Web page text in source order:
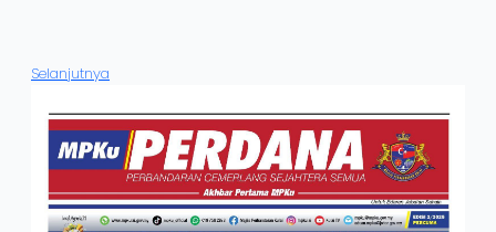
Selanjutnya